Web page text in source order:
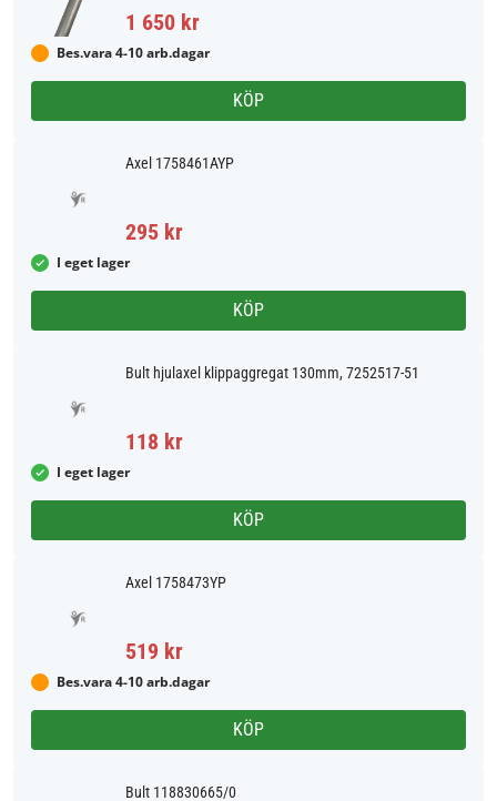
1 650 kr
Bes.vara 4-10 arb.dagar
KÖP
Axel 1758461AYP
295 kr
I eget lager
KÖP
Bult hjulaxel klippaggregat 130mm, 7252517-51
118 kr
I eget lager
KÖP
Axel 1758473YP
519 kr
Bes.vara 4-10 arb.dagar
KÖP
Bult 118830665/0